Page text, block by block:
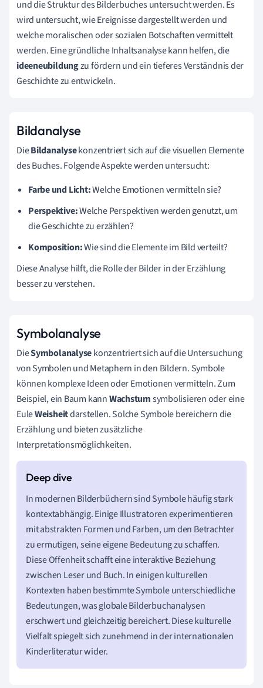
und die Struktur des Bilderbuches untersucht werden. Es
wird untersucht, wie Ereignisse dargestellt werden und
welche moralischen oder sozialen Botschaften vermittelt
werden. Eine gründliche Inhaltsanalyse kann helfen, die
ideeneubildungzu fördern und ein tieferes Verständnis der
Geschichte zu entwickeln.
Bildanalyse
DieBildanalysekonzentriert sich auf die visuellen Elemente
des Buches. Folgende Aspekte werden untersucht:
Farbe und Licht:Welche Emotionen vermitteln sie?
Perspektive:Welche Perspektiven werden genutzt, um
die Geschichte zu erzählen?
Komposition:Wie sind die Elemente im Bild verteilt?
Diese Analyse hilft, die Rolle der Bilder in der Erzählung
besser zu verstehen.
Symbolanalyse
DieSymbolanalysekonzentriert sich auf die Untersuchung
von Symbolen und Metaphern in den Bildern. Symbole
können komplexe Ideen oder Emotionen vermitteln. Zum
Beispiel, ein Baum kannWachstumsymbolisieren oder eine
EuleWeisheitdarstellen. Solche Symbole bereichern die
Erzählung und bieten zusätzliche
Interpretationsmöglichkeiten.
In modernen Bilderbüchern sind Symbole häufig stark
kontextabhängig. Einige Illustratoren experimentieren
mit abstrakten Formen und Farben, um den Betrachter
zu ermutigen, seine eigene Bedeutung zu schaffen.
Diese Offenheit schafft eine interaktive Beziehung
zwischen Leser und Buch. In einigen kulturellen
Kontexten haben bestimmte Symbole unterschiedliche
Bedeutungen, was globale Bilderbuchanalysen
erschwert und gleichzeitig bereichert. Diese kulturelle
Vielfalt spiegelt sich zunehmend in der internationalen
Kinderliteratur wider.